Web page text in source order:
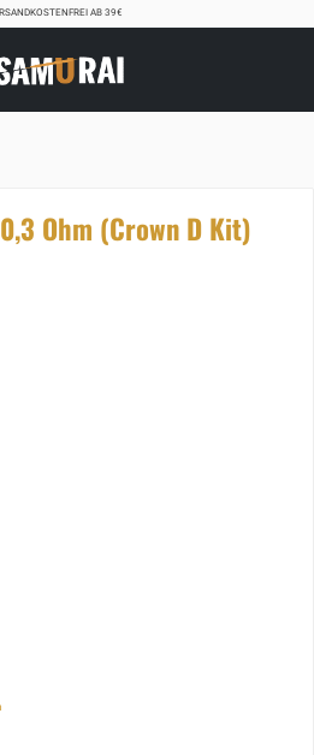
AB 39€
Ohm (Crown D Kit)